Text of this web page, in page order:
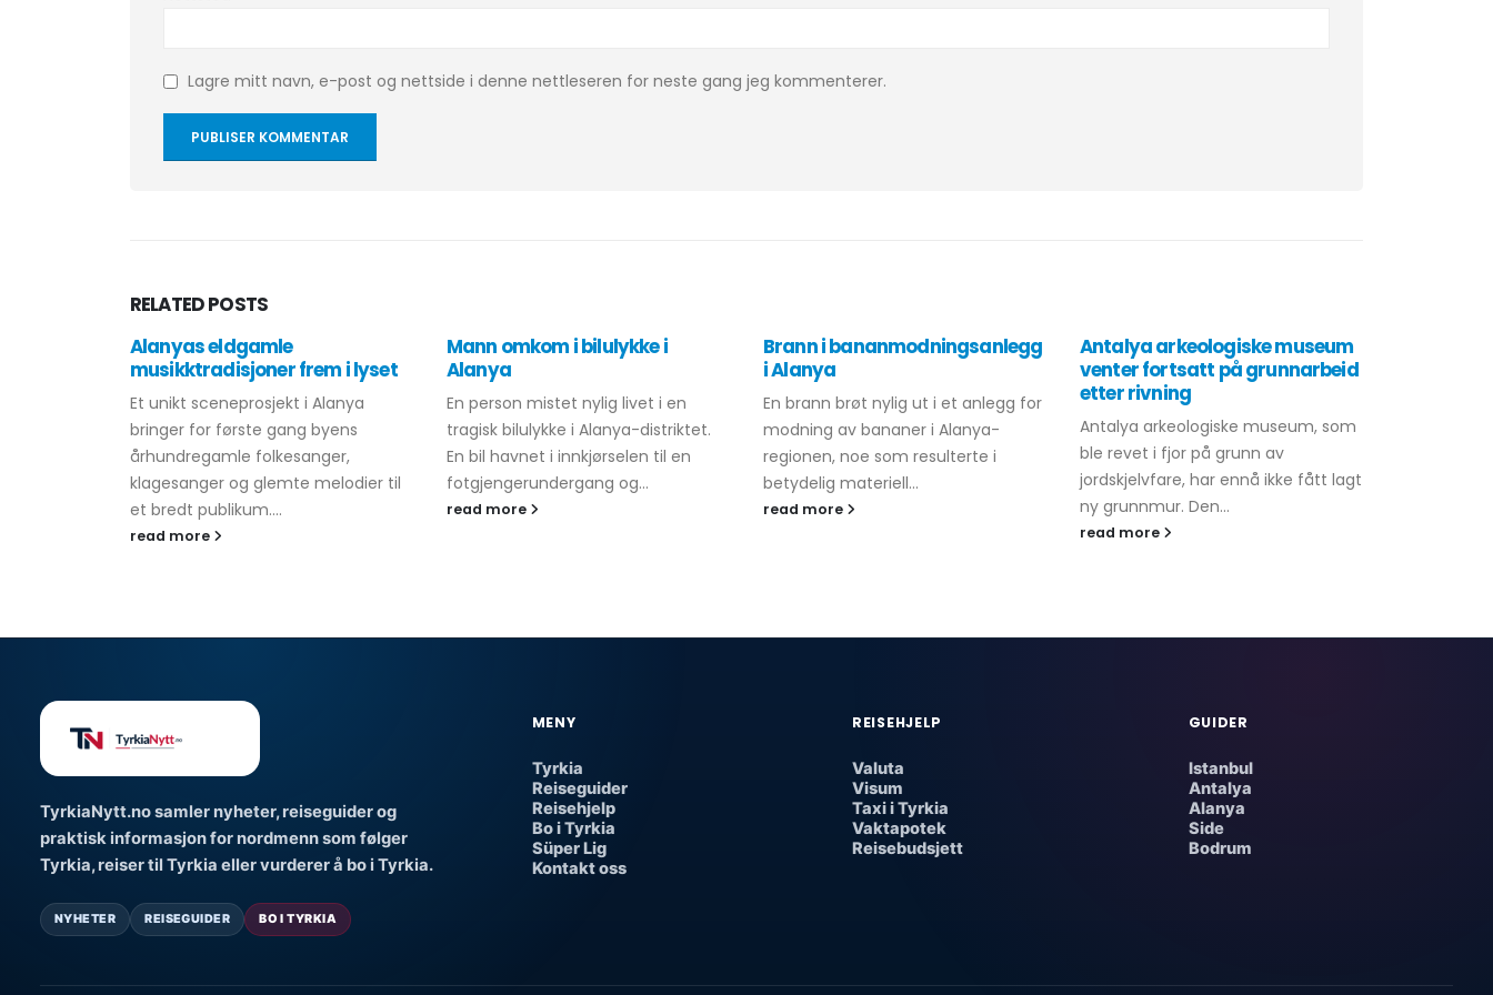
Lagre mitt navn, e-post og nettside i denne nettleseren for neste gang jeg kommenterer.
RELATEDPOSTS
Alanyas eldgamle
musikktradisjoner frem i lyset
Et unikt sceneprosjekt i Alanya
bringer for første gang byens
århundregamle folkesanger,
klagesanger og glemte melodier til
et bredt publikum....
read more
Mann omkom i bilulykke i
Alanya
En person mistet nylig livet i en
tragisk bilulykke i Alanya-distriktet.
En bil havnet i innkjørselen til en
fotgjengerundergang og...
read more
Brann i bananmodningsanlegg
i Alanya
En brann brøt nylig ut i et anlegg for
modning av bananer i Alanya-
regionen, noe som resulterte i
betydelig materiell...
read more
Antalya arkeologiske museum
venter fortsatt på grunnarbeid
etter rivning
Antalya arkeologiske museum, som
ble revet i fjor på grunn av
jordskjelvfare, har ennå ikke fått lagt
ny grunnmur. Den...
read more
TyrkiaNytt.no samler nyheter, reiseguider og
praktisk informasjon for nordmenn som følger
Tyrkia, reiser til Tyrkia eller vurderer å bo i Tyrkia.
NYHETER REISEGUIDER BO I TYRKIA
MENY
Tyrkia
Reiseguider
Reisehjelp
Bo i Tyrkia
Süper Lig
Kontakt oss
REISEHJELP
Valuta
Visum
Taxi i Tyrkia
Vaktapotek
Reisebudsjett
GUIDER
Istanbul
Antalya
Alanya
Side
Bodrum